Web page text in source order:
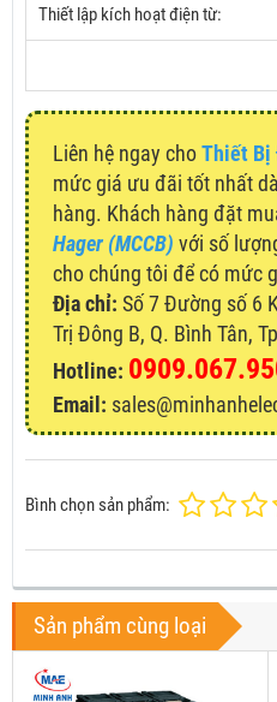
Thiết lập kích hoạt điện từ:
Liên hệ ngay choThiết Bị
mức giá ưu đãi tốt nhất
hàng. Khách hàng đặt
Hager (MCCB) với số
cho chúng tôi để có mức
Địa chỉ: Số 7 Đường số 6
Trị Đông B, Q. Bình Tân,
Hotline:
Email:
Bình chọn sản phẩm:
Sản phẩm cùng loại